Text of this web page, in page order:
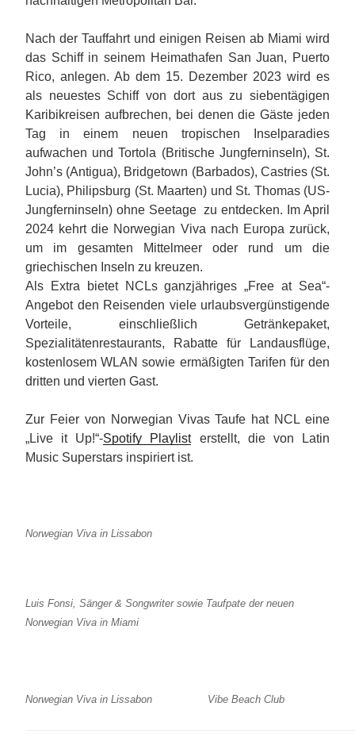
Nach der Tauffahrt und einigen Reisen ab Miami wird
das Schiff in seinem Heimathafen San Juan, Puerto
Rico, anlegen. Ab dem 15. Dezember 2023 wird es
als neuestes Schiff von dort aus zu siebentägigen
Karibikreisen aufbrechen, bei denen die Gäste jeden
Tag in einem neuen tropischen Inselparadies
aufwachen und Tortola (Britische Jungferninseln), St.
John’s (Antigua), Bridgetown (Barbados), Castries (St.
Lucia), Philipsburg (St. Maarten) und St. Thomas (US-
Jungferninseln) ohne Seetage zu entdecken. Im April
2024 kehrt die Norwegian Viva nach Europa zurück,
um im gesamten Mittelmeer oder rund um die
griechischen Inseln zu kreuzen.
Als Extra bietet NCLs ganzjähriges „Free at Sea“-
Angebot den Reisenden viele urlaubsvergünstigende
Vorteile, einschließlich Getränkepaket,
Spezialitätenrestaurants, Rabatte für Landausflüge,
kostenlosem WLAN sowie ermäßigten Tarifen für den
dritten und vierten Gast.
Zur Feier von Norwegian Vivas Taufe hat NCL eine
„Live it Up!“-Spotify Playlisterstellt, die von Latin
Music Superstars inspiriert ist.
Norwegian Viva in Lissabon
Luis Fonsi, Sänger & Songwriter sowie Taufpate der neuen
Norwegian Viva in Miami
Norwegian Viva in Lissabon Vibe Beach Club